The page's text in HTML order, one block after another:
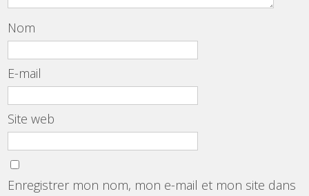
Nom
E-mail
Site web
Enregistrer mon nom, mon e-mail et mon site dans